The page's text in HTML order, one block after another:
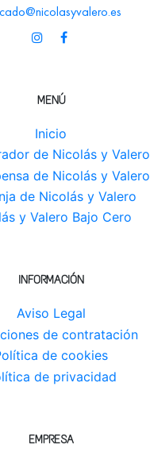
MENÚ
Inicio
de Nicolás y Valero
de Nicolás y Valero
de Nicolás y Valero
y Valero Bajo Cero
INFORMACIÓN
Aviso Legal
de contratación
de cookies
de privacidad
EMPRESA